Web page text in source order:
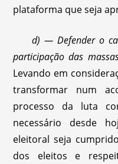
plataforma que seja
d) — Defender o
participação das
Levando em
transformar num
processo da luta
necessário desde
eleitoral seja
dos eleitos e